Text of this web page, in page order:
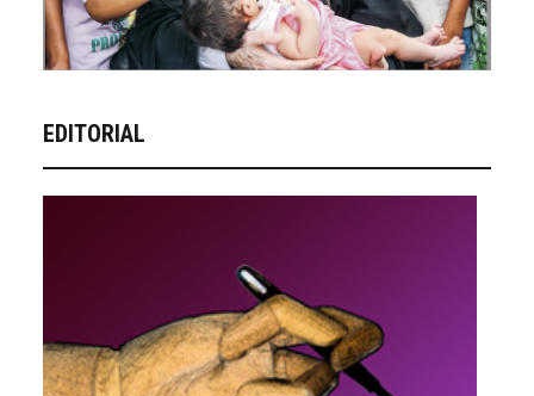
EDITORIAL